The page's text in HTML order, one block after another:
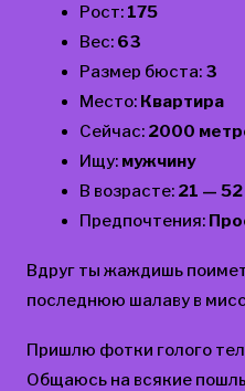
Рост: 175
Вес: 63
Размер бюста: 3
Место: Квартира
Сейчас: 2000
Ищу: мужчину
В возрасте: 21 — 52
Предпочтения:
Вдруг ты жаждишь
последнюю шалаву в
Пришлю фотки голого
Общаюсь на всякие